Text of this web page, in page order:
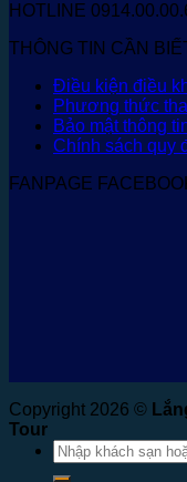
HOTLINE
THÔNG TIN CẦN
Điều kiện điều
Phương thức
Bảo mật thông
Chính sách quy
FANPAGE
Copyright 2026 ©
Tour
Tìm
kiếm: